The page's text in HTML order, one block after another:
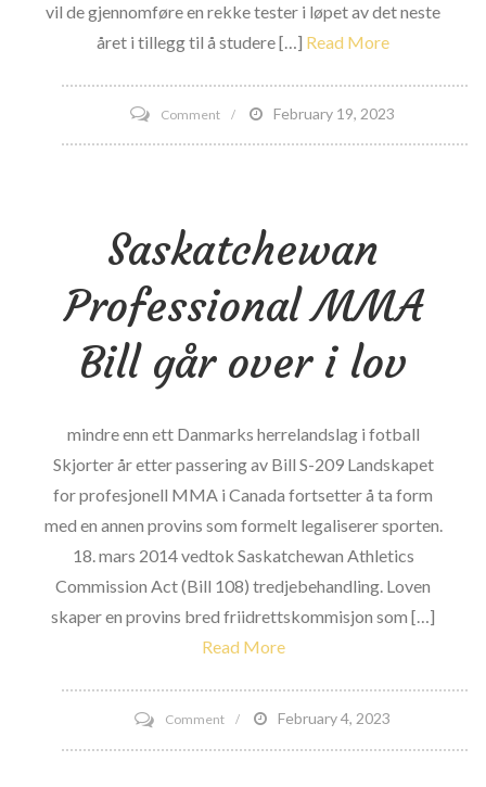
vil de gjennomføre en rekke tester i løpet av det neste
året i tillegg til å studere […] Read More
Commenton
California
Neurological
Testing
for
Battle
Sports
February 19, 2023
Saskatchewan
Professional MMA
Bill går over i lov
mindre enn ett Danmarks herrelandslag i fotball
Skjorter år etter passering av Bill S-209 Landskapet
for profesjonell MMA i Canada fortsetter å ta form
med en annen provins som formelt legaliserer sporten.
18. mars 2014 vedtok Saskatchewan Athletics
Commission Act (Bill 108) tredjebehandling. Loven
skaper en provins bred friidrettskommisjon som […]
Read More
Commenton
Saskatchewan
February 4, 2023